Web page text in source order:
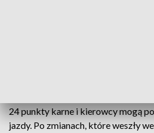
24 punkty karne i kierowcy mogą
jazdy. Po zmianach, które weszły